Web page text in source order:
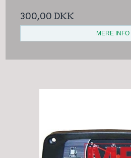
300,00 DKK
MERE INFO